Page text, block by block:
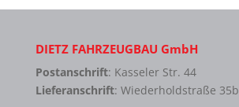
DIETZ FAHRZEUGBAU GmbH
Postanschrift: Kasseler Str. 44
Lieferanschrift: Wiederholdstraße 35b